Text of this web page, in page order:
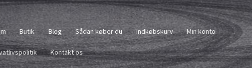
Butik Blog Sådan køber du Indkøbskurv Min konto
Kontakt os